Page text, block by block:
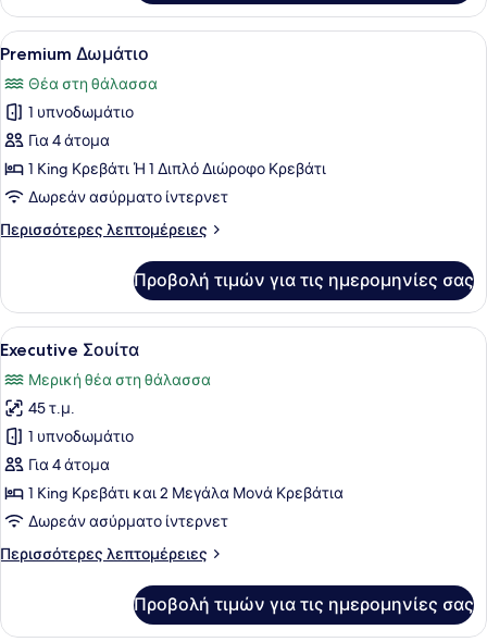
Δωμάτιο
Προβολή
όλων
των
φωτογραφιών
για
Premium
Δωμάτιο
Ένα σύγχρονο δωμάτιο
3
Premium Δωμάτιο
Θέα στη θάλασσα
1 υπνοδωμάτιο
Για 4 άτομα
1 King Κρεβάτι Ή 1 Διπλό Διώροφο Κρεβάτι
Δωρεάν ασύρματο ίντερνετ
Περισσότερες λεπτομέρειες
Περισσότερες
Δωμάτιο
Προβολή τιμών για τις ημερομηνίες σας
Προβολή
όλων
των
φωτογραφιών
για
Executive
Σουίτα
Ένα σύγχρονο δωμάτιο
7
Executive Σουίτα
Μερική θέα στη θάλασσα
45 τ.μ.
1 υπνοδωμάτιο
Για 4 άτομα
1 King Κρεβάτι και 2 Μεγάλα Μονά Κρεβάτια
Δωρεάν ασύρματο ίντερνετ
Περισσότερες λεπτομέρειες
Περισσότερες
Σουίτα
Προβολή τιμών για τις ημερομηνίες σας